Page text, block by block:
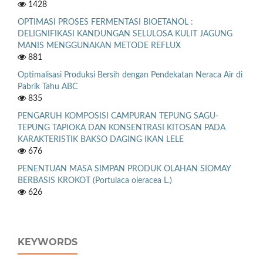
1428
OPTIMASI PROSES FERMENTASI BIOETANOL :
DELIGNIFIKASI KANDUNGAN SELULOSA KULIT JAGUNG
MANIS MENGGUNAKAN METODE REFLUX
881
Optimalisasi Produksi Bersih dengan Pendekatan Neraca Air di
Pabrik Tahu ABC
835
PENGARUH KOMPOSISI CAMPURAN TEPUNG SAGU-
TEPUNG TAPIOKA DAN KONSENTRASI KITOSAN PADA
KARAKTERISTIK BAKSO DAGING IKAN LELE
676
PENENTUAN MASA SIMPAN PRODUK OLAHAN SIOMAY
BERBASIS KROKOT (Portulaca oleracea L.)
626
KEYWORDS